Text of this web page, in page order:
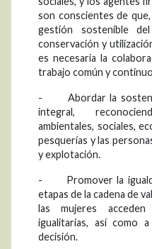
son conscientes de
gestión sostenible
conservación y
es necesaria la
trabajo común y
- Abordar la
integral,
ambientales, sociales,
pesquerías y las
y explotación.
- Promover la
etapas de la cadena de
las mujeres
igualitarias, así como
decisión.